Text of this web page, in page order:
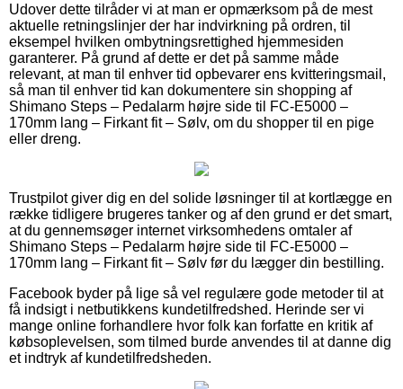
Udover dette tilråder vi at man er opmærksom på de mest
aktuelle retningslinjer der har indvirkning på ordren, til
eksempel hvilken ombytningsrettighed hjemmesiden
garanterer. På grund af dette er det på samme måde
relevant, at man til enhver tid opbevarer ens kvitteringsmail,
så man til enhver tid kan dokumentere sin shopping af
Shimano Steps – Pedalarm højre side til FC-E5000 –
170mm lang – Firkant fit – Sølv, om du shopper til en pige
eller dreng.
Trustpilot giver dig en del solide løsninger til at kortlægge en
række tidligere brugeres tanker og af den grund er det smart,
at du gennemsøger internet virksomhedens omtaler af
Shimano Steps – Pedalarm højre side til FC-E5000 –
170mm lang – Firkant fit – Sølv før du lægger din bestilling.
Facebook byder på lige så vel regulære gode metoder til at
få indsigt i netbutikkens kundetilfredshed. Herinde ser vi
mange online forhandlere hvor folk kan forfatte en kritik af
købsoplevelsen, som tilmed burde anvendes til at danne dig
et indtryk af kundetilfredsheden.